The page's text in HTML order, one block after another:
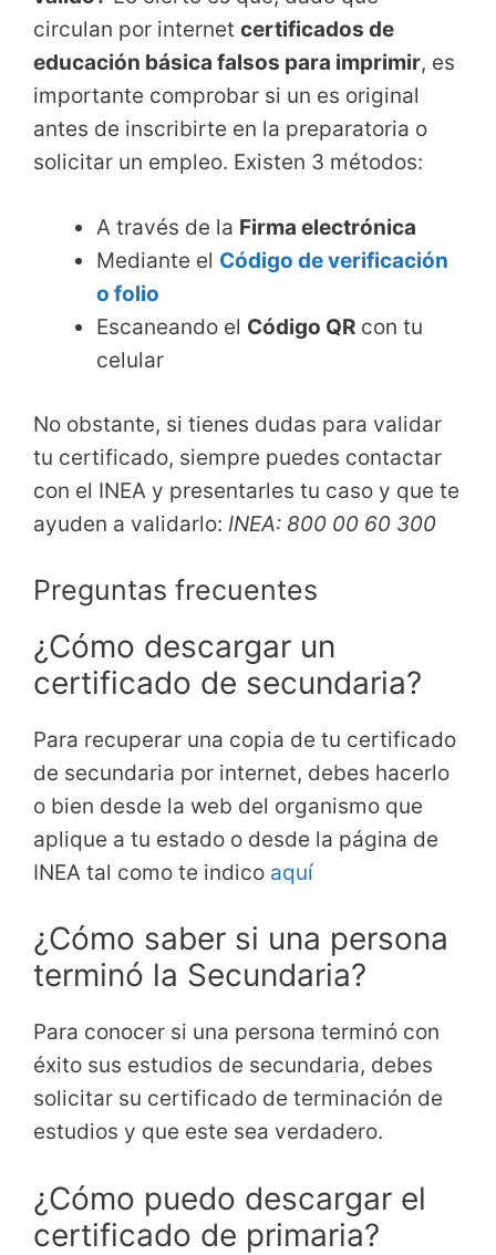
circulan por internet certificados de
educación básica falsos para imprimir, es
importante comprobar si un es original
antes de inscribirte en la preparatoria o
solicitar un empleo. Existen 3 métodos:
A través de la Firma electrónica
Mediante el Código de verificación
o folio
Escaneando el Código QR con tu
celular
No obstante, si tienes dudas para validar
tu certificado, siempre puedes contactar
con el INEA y presentarles tu caso y que te
ayuden a validarlo: INEA: 800 00 60 300
Preguntas frecuentes
¿Cómo descargar un
certificado de secundaria?
Para recuperar una copia de tu certificado
de secundaria por internet, debes hacerlo
o bien desde la web del organismo que
aplique a tu estado o desde la página de
INEA tal como te indico aquí
¿Cómo saber si una persona
terminó la Secundaria?
Para conocer si una persona terminó con
éxito sus estudios de secundaria, debes
solicitar su certificado de terminación de
estudios y que este sea verdadero.
¿Cómo puedo descargar el
certificado de primaria?